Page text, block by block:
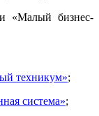
«Малый бизнес-
техникум»;
система»;